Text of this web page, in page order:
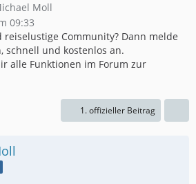
Moll
09:33
Community? Dann melde
schnell und kostenlos an.
alle Funktionen im Forum zur
1. offizieller Beitrag